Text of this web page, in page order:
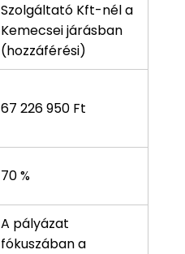
Szolgáltató Kft-nél a
Kemecsei járásban
(hozzáférési)
67 226 950 Ft
70 %
A pályázat
fókuszában a